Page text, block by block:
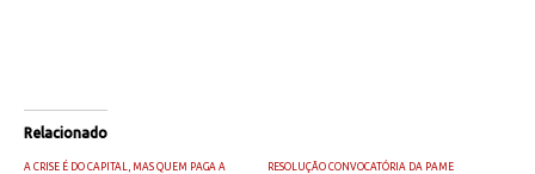
Relacionado
A CRISE É DO CAPITAL, MAS QUEM PAGA A
RESOLUÇÃO CONVOCATÓRIA DA PAME